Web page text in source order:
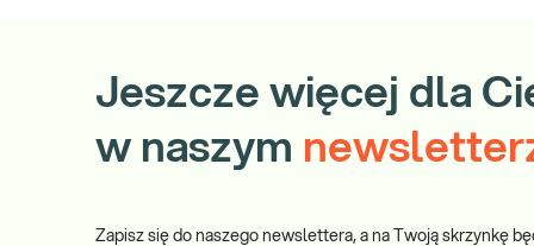
Jeszcze więcej dla
w naszym
Zapisz się do naszego newslettera, a na Twoją skrzynkę